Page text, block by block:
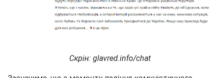
Скрін: glavred.info/chat